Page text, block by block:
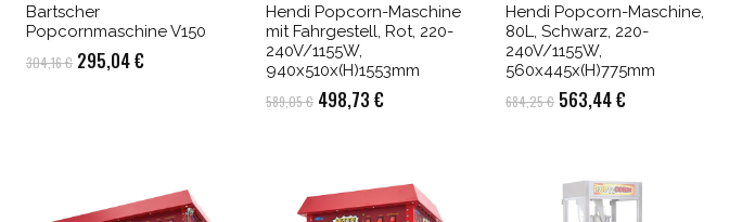
Bartscher
Popcornmaschine V150
304,16€ Ursprünglicher
295,04€Aktueller
Hendi Popcorn-Maschine
mit Fahrgestell, Rot, 220-
240V/1155W,
940x510x(H)1553mm
589,05€ Ursprünglicher
589,05 €
498,73 €Aktueller
498,73 €.
Hendi Popcorn-Maschine,
80L, Schwarz, 220-
240V/1155W,
560x445x(H)775mm
684,25€ Ursprünglicher
684,25 €
563,44€Aktueller
563,44 €.